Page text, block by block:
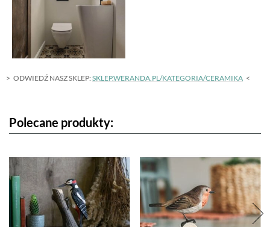
ODWIEDŹ NASZ SKLEP:SKLEP.WERANDA.PL/KATEGORIA/CERAMIKA
Polecane produkty: